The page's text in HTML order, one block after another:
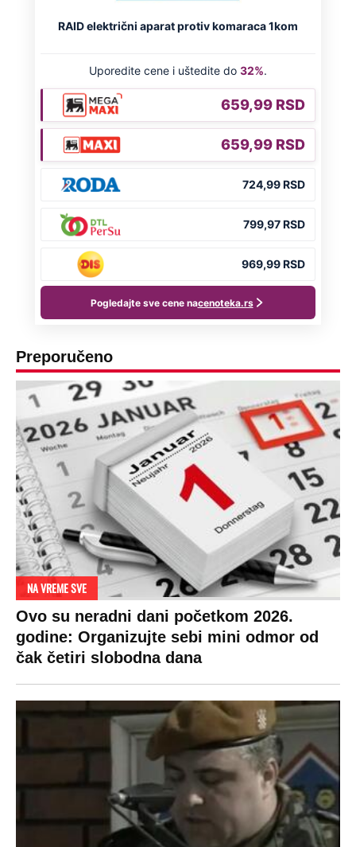
Preporučeno
NA VREME SVE
Ovo su neradni dani početkom 2026.
godine: Organizujte sebi mini odmor od
čak četiri slobodna dana